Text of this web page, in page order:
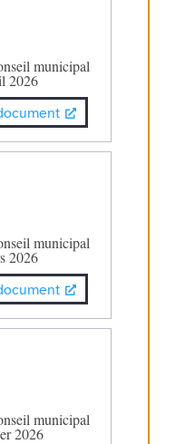
municipal
2026
municipal
2026
municipal
2026